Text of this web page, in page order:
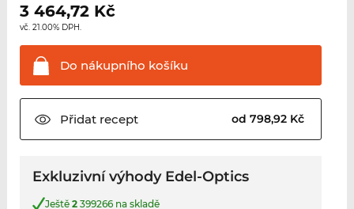
3 464,72Kč
vč. 21.00% DPH.
Do nákupního košíku
Přidatrecept od 798,92 Kč
Exkluzivní výhody Edel-Optics
Ještě 2399266 na skladě